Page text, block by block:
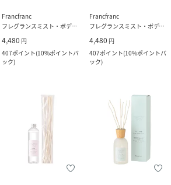
Francfranc
フレグランスミスト・ボディミスト
4,480 円
407ポイント(10%ポイントバ
ック)
Francfranc
フレグランスミスト・ボディミスト
4,480 円
407ポイント(10%ポイントバ
ック)